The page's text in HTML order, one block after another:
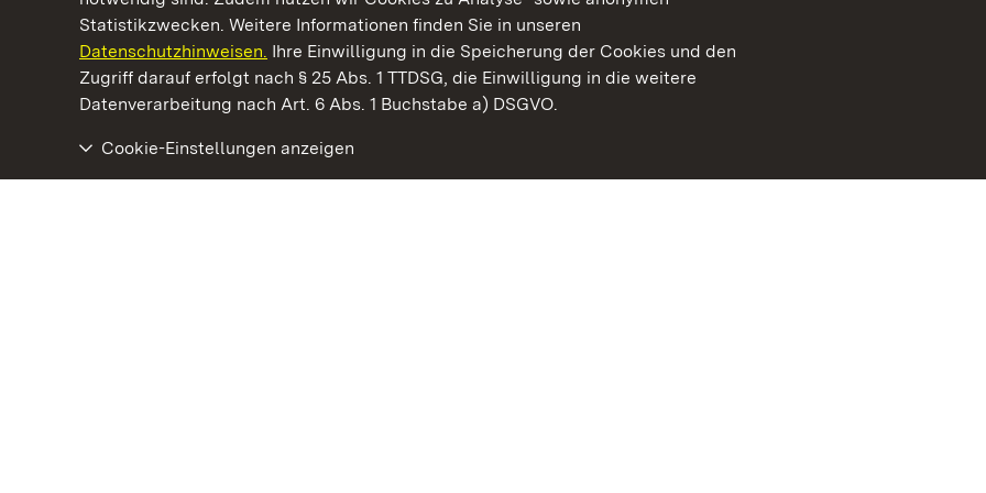
Statistikzwecken. Weitere Informationen finden Sie in unseren
Datenschutzhinweisen. Ihre Einwilligung in die Speicherung der Cookies und den
Zugriff darauf erfolgt nach § 25 Abs. 1 TTDSG, die Einwilligung in die weitere
Datenverarbeitung nach Art. 6 Abs. 1 Buchstabe a) DSGVO.
Cookie-Einstellungen anzeigen
Kommen. Staunen. Genießen.